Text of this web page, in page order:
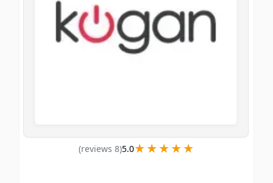
★★★★★
★★★★★
5.0
(
8
review
s
)